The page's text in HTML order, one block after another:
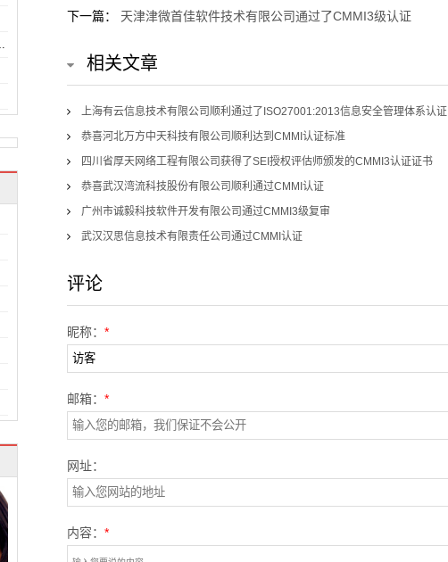
下一篇： 天津津微首佳软件技术有限公司通过了CMMI3级认证
相关文章
上海有云信息技术有限公司顺利通过了ISO27001:2013信息安全管理体系认证
恭喜河北万方中天科技有限公司顺利达到CMMI认证标准
四川省厚天网络工程有限公司获得了SEI授权评估师颁发的CMMI3认证证书
恭喜武汉湾流科技股份有限公司顺利通过CMMI认证
广州市诚毅科技软件开发有限公司通过CMMI3级复审
武汉汉思信息技术有限责任公司通过CMMI认证
评论
昵称： *
邮箱： *
网址：
内容： *